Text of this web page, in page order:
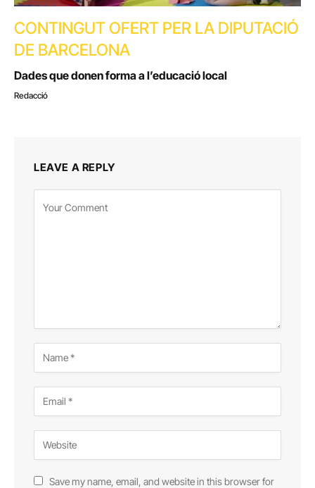
CONTINGUT OFERT PER LA DIPUTACIÓ
DE BARCELONA
Dades que donen forma a l’educació local
Redacció
LEAVE A REPLY
Save my name, email, and website in this browser for